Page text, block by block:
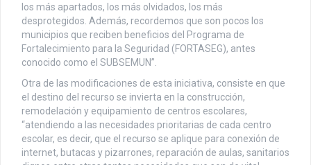
los más apartados, los más olvidados, los más
desprotegidos. Además, recordemos que son pocos los
municipios que reciben beneficios del Programa de
Fortalecimiento para la Seguridad (FORTASEG), antes
conocido como el SUBSEMUN”.
Otra de las modificaciones de esta iniciativa, consiste en que
el destino del recurso se invierta en la construcción,
remodelación y equipamiento de centros escolares,
“atendiendo a las necesidades prioritarias de cada centro
escolar, es decir, que el recurso se aplique para conexión de
internet, butacas y pizarrones, reparación de aulas, sanitarios